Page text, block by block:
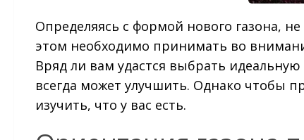
Определяясь с формой нового газона,
этом необходимо принимать во
Вряд ли вам удастся выбрать
всегда может улучшить. Однако чтобы
изучить, что у вас есть.